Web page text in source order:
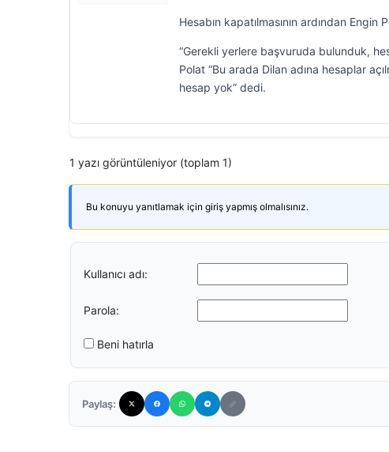
Hesabın kapatılmasının ardından Engin
“Gerekli yerlere başvuruda bulunduk,
Polat “Bu arada Dilan adına hesaplar
hesap yok” dedi.
1 yazı görüntüleniyor (toplam 1)
Bu konuyu yanıtlamak için giriş yapmış olmalısınız.
Kullanıcı adı:
Parola:
Beni hatırla
Paylaş: